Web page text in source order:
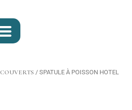
COUVERTS / SPATULE À POISSON HOTEL